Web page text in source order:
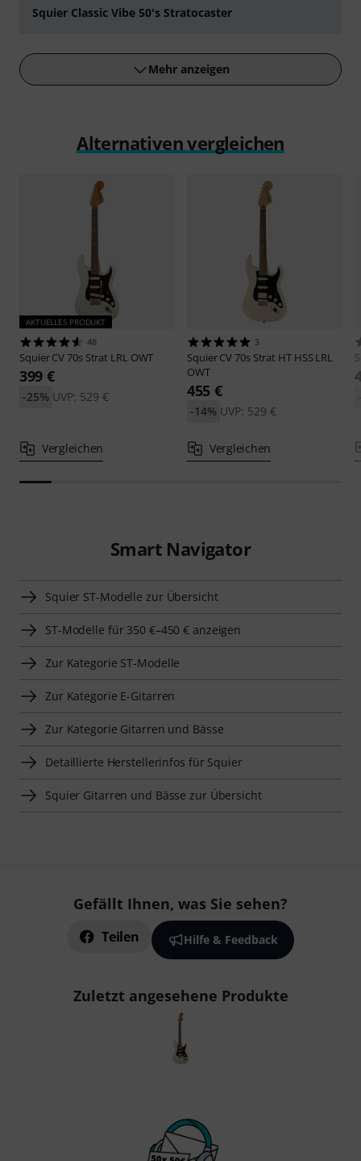
Squier Classic Vibe 50's Stratocaster
Mehr anzeigen
Alternativen vergleichen
AKTUELLES PRODUKT
48
SquierCV 70s Strat LRL OWT
399 €
UVP: 529 €
-25%
Vergleichen
3
SquierCV 70s Strat HT HSS LRL
OWT
455 €
UVP: 529 €
-14%
Vergleichen
Smart Navigator
Squier ST-Modelle zur Übersicht
ST-Modelle für 350 €–450 € anzeigen
Zur Kategorie ST-Modelle
Zur Kategorie E-Gitarren
Zur Kategorie Gitarren und Bässe
Detaillierte Herstellerinfos für Squier
Squier Gitarren und Bässe zur Übersicht
Gefällt Ihnen, was Sie sehen?
Teilen Hilfe & Feedback
Zuletzt angesehene Produkte